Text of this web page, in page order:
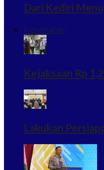
Dari Kediri
Kesehatan
Kejaksaan Rp
Lakukan